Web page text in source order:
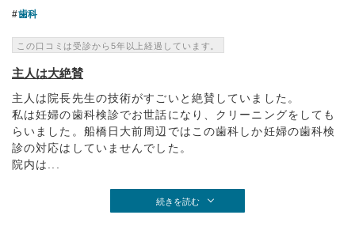
歯科
この口コミは受診から5年以上経過しています。
主人は大絶賛
主人は院長先生の技術がすごいと絶賛していました。
私は妊婦の歯科検診でお世話になり、クリーニングをしても
らいました。船橋日大前周辺ではこの歯科しか妊婦の歯科検
診の対応はしていませんでした。
院内は...
続きを読む